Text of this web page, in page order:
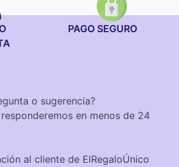
PAGO SEGURO
o sugerencia?
en menos de 24
al cliente de ElRegaloÚnico